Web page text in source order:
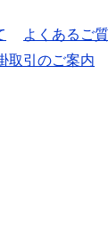
よくあるご
取引のご案内